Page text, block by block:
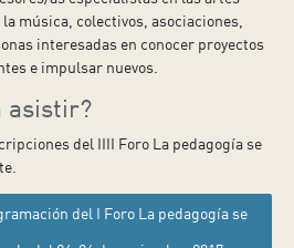
música, colectivos, asociaciones,
interesadas en conocer proyectos
e impulsar nuevos.
asistir?
del IIII Foro La pedagogía se
del I Foro La pedagogía se